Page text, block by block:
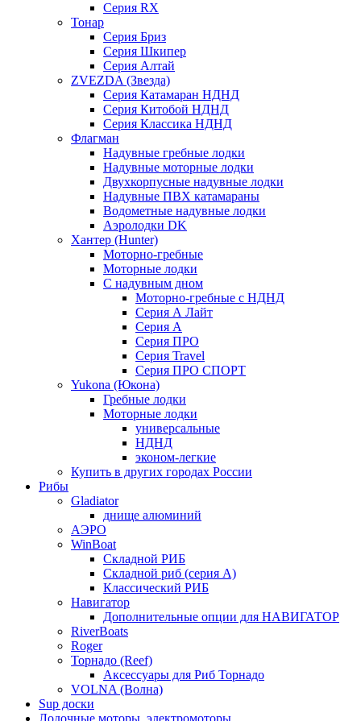
Серия RX
Тонар
Серия Бриз
Серия Шкипер
Серия Алтай
ZVEZDA (Звезда)
Серия Катамаран НДНД
Серия Китобой НДНД
Серия Классика НДНД
Флагман
Надувные гребные лодки
Надувные моторные лодки
Двухкорпусные надувные лодки
Надувные ПВХ катамараны
Водометные надувные лодки
Аэролодки DK
Хантер (Hunter)
Моторно-гребные
Моторные лодки
С надувным дном
Моторно-гребные с НДНД
Серия А Лайт
Серия А
Серия ПРО
Серия Travel
Серия ПРО СПОРТ
Yukona (Юкона)
Гребные лодки
Моторные лодки
универсальные
НДНД
эконом-легкие
Купить в других городах России
Рибы
Gladiator
днище алюминий
АЭРО
WinBoat
Складной РИБ
Складной риб (серия А)
Классический РИБ
Навигатор
Дополнительные опции для НАВИГАТОР
RiverBoats
Roger
Торнадо (Reef)
Аксессуары для Риб Торнадо
VOLNA (Волна)
Sup доски
Лодочные моторы, электромоторы